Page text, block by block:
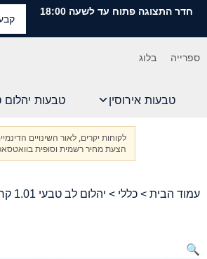
חדר התצוגה פתוח עד לשעה 18:00
ספרייה בלוג
טבעות אירוסין טבעות
לקוחות יקרים, לאור השינויים
הצעת מחיר רשמית וסופית
עמוד הבית > כללי > יהלום לב טבעי 1.01 קראט מתועדת IGI
🔍